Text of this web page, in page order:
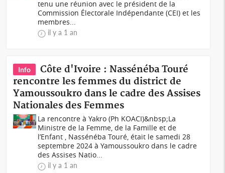
tenu une réunion avec le président de la
Commission Électorale Indépendante (CEI) et les
membres...
il y a 1 an
Info
Côte d'Ivoire : Nassénéba Touré
rencontre les femmes du district de
Yamoussoukro dans le cadre des Assises
Nationales des Femmes
La rencontre à Yakro (Ph KOACI)&nbsp;La
Ministre de la Femme, de la Famille et de
l’Enfant , Nassénéba Touré, était le samedi 28
septembre 2024 à Yamoussoukro dans le cadre
des Assises Natio...
il y a 1 an